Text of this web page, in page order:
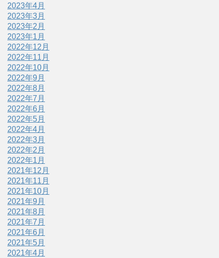
2023年4月
2023年3月
2023年2月
2023年1月
2022年12月
2022年11月
2022年10月
2022年9月
2022年8月
2022年7月
2022年6月
2022年5月
2022年4月
2022年3月
2022年2月
2022年1月
2021年12月
2021年11月
2021年10月
2021年9月
2021年8月
2021年7月
2021年6月
2021年5月
2021年4月